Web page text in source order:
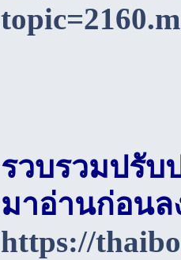
รวบรวมปรับ
มาอ่านก่อน
https://